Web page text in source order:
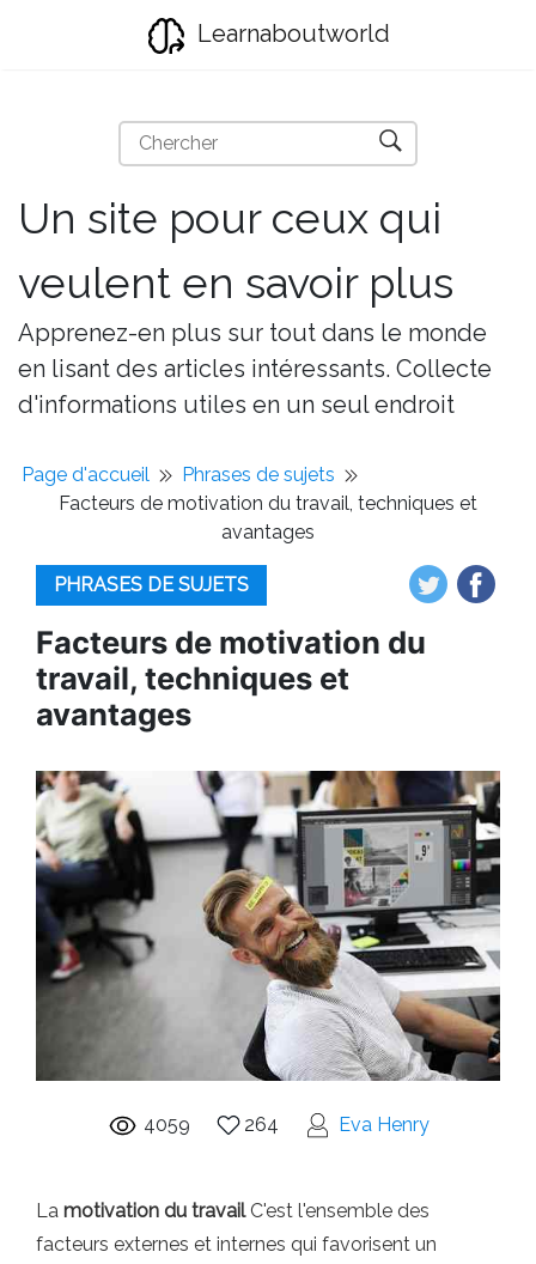
Learnaboutworld
Un site pour ceux qui
veulent en savoir plus
Apprenez-en plus sur tout dans le monde
en lisant des articles intéressants. Collecte
d'informations utiles en un seul endroit
Page d'accueil
Phrases de sujets
Facteurs de motivation du travail, techniques et
avantages
PHRASES DE SUJETS
Facteurs de motivation du
travail, techniques et
avantages
4059 264 Eva Henry
La motivation du travailC'est l'ensemble des
facteurs externes et internes qui favorisent un